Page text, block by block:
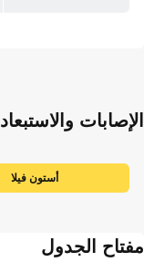
الإصابات والاستبعاد
أستون فيلا
مفتاح الجدول